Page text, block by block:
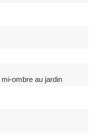
ombre au jardin